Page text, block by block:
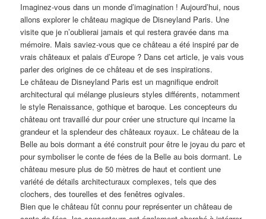
Imaginez-vous dans un monde d’imagination ! Aujourd’hui, nous
allons explorer le château magique de Disneyland Paris. Une
visite que je n’oublierai jamais et qui restera gravée dans ma
mémoire. Mais saviez-vous que ce château a été inspiré par de
vrais châteaux et palais d’Europe ? Dans cet article, je vais vous
parler des origines de ce château et de ses inspirations.
Le château de Disneyland Paris est un magnifique endroit
architectural qui mélange plusieurs styles différents, notamment
le style Renaissance, gothique et baroque. Les concepteurs du
château ont travaillé dur pour créer une structure qui incarne la
grandeur et la splendeur des châteaux royaux. Le château de la
Belle au bois dormant a été construit pour être le joyau du parc et
pour symboliser le conte de fées de la Belle au bois dormant. Le
château mesure plus de 50 mètres de haut et contient une
variété de détails architecturaux complexes, tels que des
clochers, des tourelles et des fenêtres ogivales.
Bien que le château fût connu pour représenter un château de